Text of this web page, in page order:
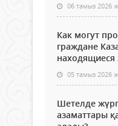
06 тамыз 2026 ж.
Как могут
граждане
находящиеся
05 тамыз 2026 ж.
Шетелде
азаматтары